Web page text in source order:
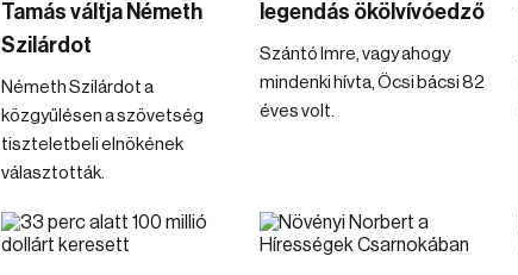
Tamás váltja Németh
Szilárdot
Németh Szilárdot a
közgyűlésen a szövetség
tiszteletbeli elnökének
választották.
legendás ökölvívóedző
Szántó Imre, vagy ahogy
mindenki hívta, Öcsi bácsi 82
éves volt.